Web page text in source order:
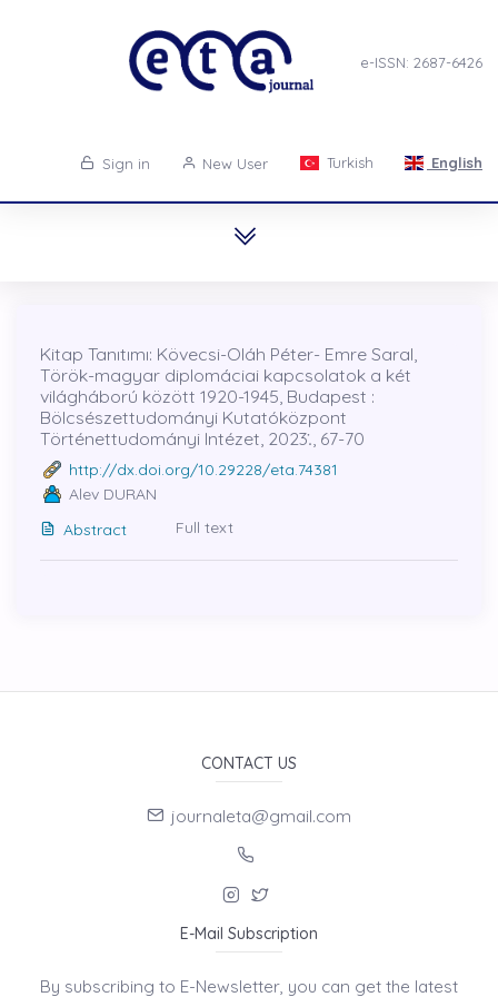
e-ISSN: 2687-6426
Sign in New User Turkish English
Kitap Tanıtımı: Kövecsi-Oláh Péter- Emre Saral,
Török-magyar diplomáciai kapcsolatok a két
világháború között 1920-1945, Budapest :
Bölcsészettudományi Kutatóközpont
Történettudományi Intézet, 2023.̇, 67-70
http://dx.doi.org/10.29228/eta.74381
Alev DURAN
Abstract
Full text
CONTACT US
journaleta@gmail.com
E-Mail Subscription
By subscribing to E-Newsletter, you can get the latest